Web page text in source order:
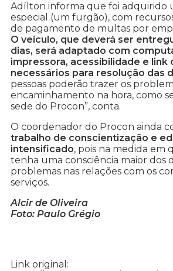
Adílton informa que foi adquirido
especial (um furgão), com
de pagamento de multas por
O veículo, que deverá ser
dias, será adaptado com
impressora, acessibilidade e link
necessários para resolução das
pessoas poderão trazer os
encaminhamento na hora, como
sede do Procon”, conta.
O coordenador do Procon ainda
trabalho de conscientização e
intensificado, pois na medida em
tenha uma consciência maior dos
problemas nas relações com os
serviços.
Alcir de Oliveira
Foto: Paulo Grégio
Link original: